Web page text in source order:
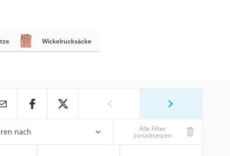
Wickelrucksäcke
nach Alle Filter
zurücksetzen